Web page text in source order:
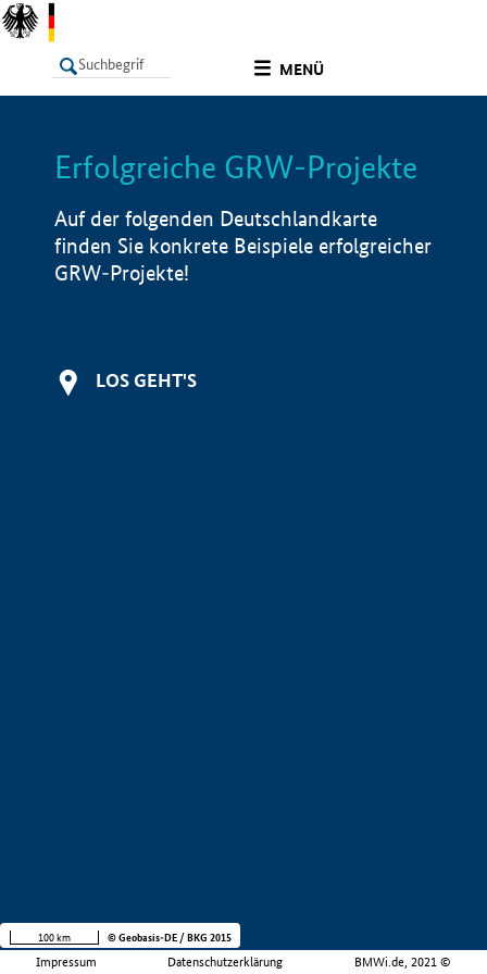
MENÜ
LISTE Info
Erfolgreiche GRW-Projekte
Auf der folgenden Deutschlandkarte
finden Sie konkrete Beispiele erfolgreicher
GRW-Projekte!
LOS GEHT'S
Impressum Datenschutzerklärung BMWi.de, 2021 ©
100 km © Geobasis-DE / BKG 2015